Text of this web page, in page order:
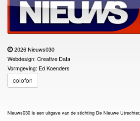
2026 Nieuws030
Webdesign: Creative Data
Vormgeving: Ed Koenders
colofon
Nieuws030 is een uitgave van de stichting De Nieuwe